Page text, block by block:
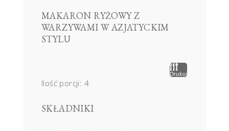
MAKARON RYŻOWY Z
WARZYWAMI W AZJATYCKIM
STYLU
Drukuj
Ilość porcji: 4
SKŁADNIKI